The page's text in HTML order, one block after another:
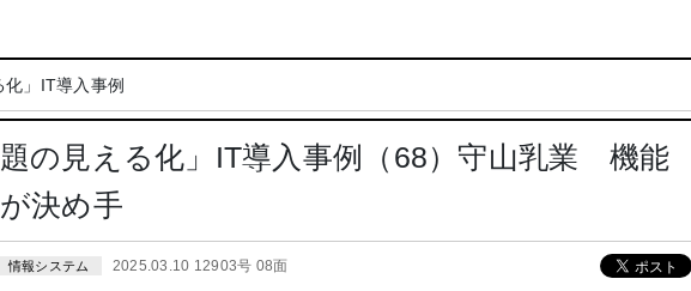
」IT導入事例
の見える化」IT導入事例（68）守山乳業 機能
決め手
情報システム 2025.03.10 12903号 08面